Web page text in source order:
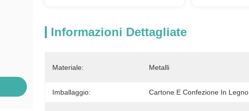
Informazioni Dettagliate
Materiale: Metalli
Imballaggio: Cartone E Confezione In Legno